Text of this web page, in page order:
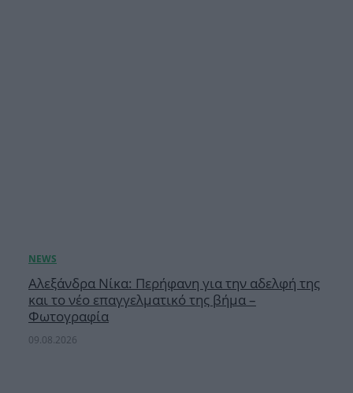
Αλεξάνδρα Νίκα: Περήφανη για την αδελφή της
και το νέο επαγγελματικό της βήμα –
Φωτογραφία
09.08.2026